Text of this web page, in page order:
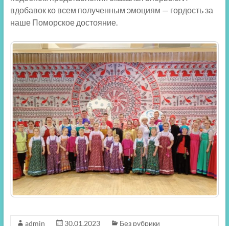
вдобавок ко всем полученным эмоциям — гордость за
наше Поморское достояние.
admin 30.01.2023 Без рубрики